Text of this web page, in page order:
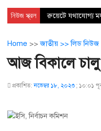
নিউজ স্ক্রল রুয়েটে যথাযোগ্য
Home >>জাতীয় >>লিড
আজ বিকালে চালু
প্রকাশিত:নভেম্বর ১৮, ২০২৩ ; ১০:০১